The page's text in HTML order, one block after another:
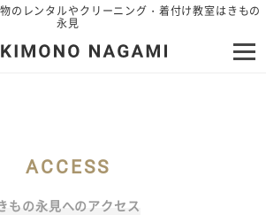
ップ
のレンタルやクリーニング・着付け教室はきもの
永見
ACCESS
もの永見へのアクセス